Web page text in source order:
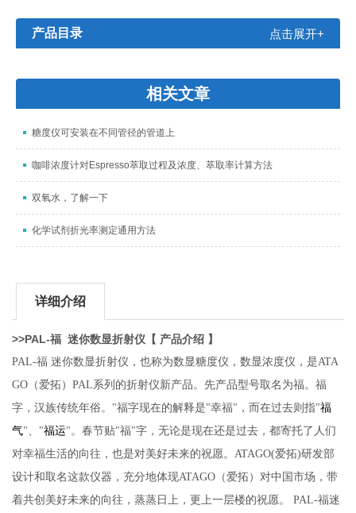
产品目录 点击展开+
相关文章
糖度仪可安装在不同管径的管道上
咖啡浓度计对Espresso萃取过程及浓度、萃取率计算方法
双氧水，了解一下
化学试剂折光率测定通用方法
详细介绍
>>PAL-福 迷你数显折射仪 【 产品介绍 】
PAL-福 迷你数显折射仪，也称为数显糖度仪，数显浓度仪，是ATA
GO（爱拓）PAL系列的折射仪新产品。先产品型号取名为福。福
字，汉族传统年俗。"福字现在的解释是"幸福"，而在过去则指"福
气" 、"福运" 。春节贴"福"字，无论是现在还是过去，都寄托了人们
对幸福生活的向往，也是对美好未来的祝愿。ATAGO(爱拓)研发部
设计和取名这款仪器，充分地体现ATAGO（爱拓）对中国市场，带
着共创美好未来的向往 ，蒸蒸日上，更上一层楼的祝愿。 PAL-福迷